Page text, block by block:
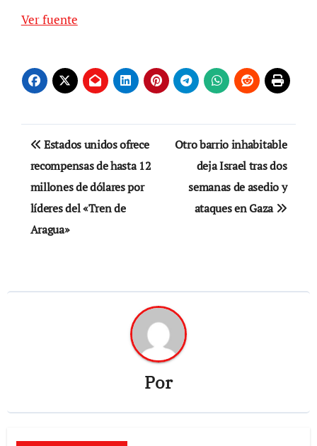
Ver fuente
Navegación
de
entradas
Estados unidos ofrece
recompensas de hasta 12
millones de dólares por
líderes del «Tren de
Aragua»
Otro barrio inhabitable
deja Israel tras dos
semanas de asedio y
ataques en Gaza
Por